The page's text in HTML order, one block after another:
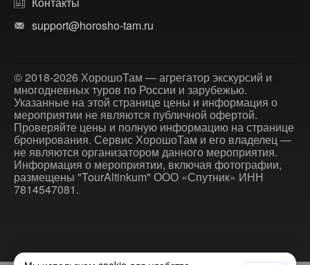
support@horosho-tam.ru
© 2018-2026 ХорошоТам — агрегатор экскурсий и
многодневных туров по России и зарубежью.
Указанные на этой странице цены и информация о
мероприятии не являются публичной офертой.
Проверяйте цены и полную информацию на странице
бронирования. Сервис ХорошоТам и его владелец —
не являются организатором данного мероприятия.
Информация о мероприятии, включая фотографии,
размещены "TourAltinkum" ООО «Спутник» ИНН
7814547081.